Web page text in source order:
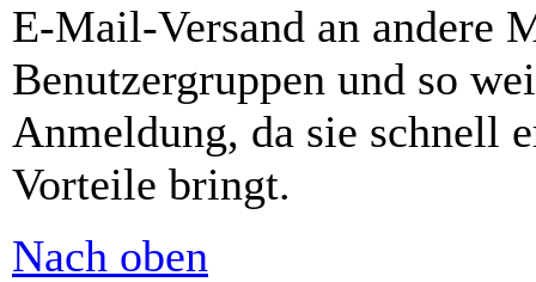
E-Mail-Versand an andere
Benutzergruppen und so
Anmeldung, da sie schnell
Vorteile bringt.
Nach oben